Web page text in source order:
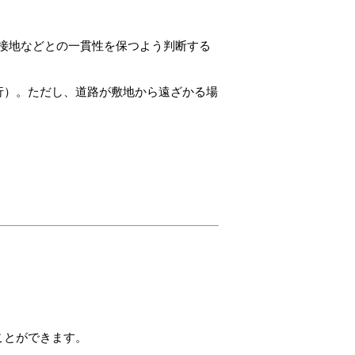
地などとの一貫性を保つよう判断する
。ただし、道路が敷地から遠ざかる場
ができます。